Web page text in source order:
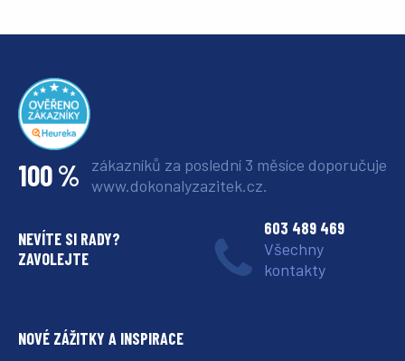
100 % zákazníků za poslední 3 měsíce doporučuje
www.dokonalyzazitek.cz.
NEVÍTE SI RADY?
ZAVOLEJTE
603 489 469
Všechny
kontakty
NOVÉ ZÁŽITKY A INSPIRACE